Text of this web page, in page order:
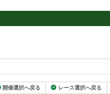
開催選択へ戻る レース選択へ戻る